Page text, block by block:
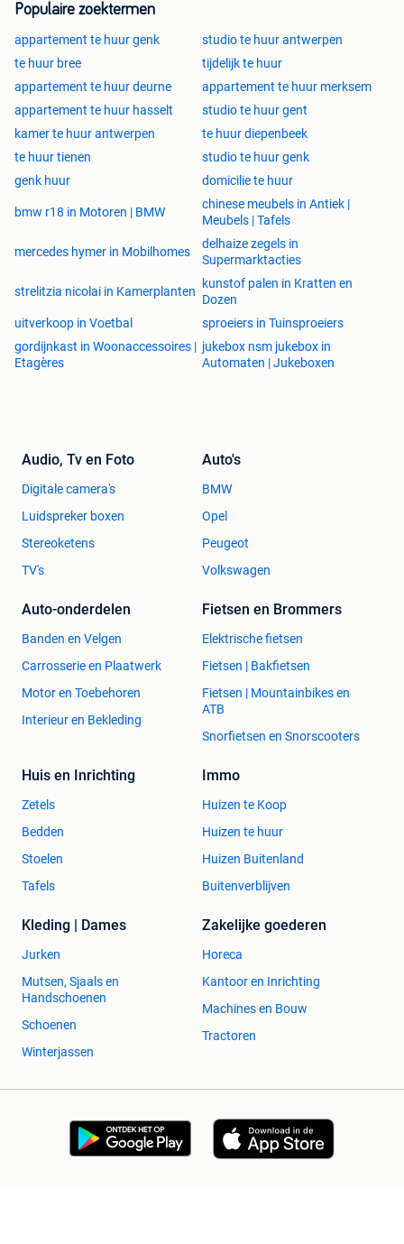
Populaire zoektermen
appartement te huur genk
studio te huur antwerpen
te huur bree
tijdelijk te huur
appartement te huur deurne
appartement te huur merksem
appartement te huur hasselt
studio te huur gent
kamer te huur antwerpen
te huur diepenbeek
te huur tienen
studio te huur genk
genk huur
domicilie te huur
bmw r18 in Motoren | BMW
chinese meubels in Antiek |
Meubels | Tafels
mercedes hymer in Mobilhomes
delhaize zegels in
Supermarktacties
strelitzia nicolai in Kamerplanten
kunstof palen in Kratten en
Dozen
uitverkoop in Voetbal
sproeiers in Tuinsproeiers
gordijnkast in Woonaccessoires |
Etagères
jukebox nsm jukebox in
Automaten | Jukeboxen
Audio, Tv en Foto
Digitale camera's
Luidspreker boxen
Stereoketens
TV's
Auto's
BMW
Opel
Peugeot
Volkswagen
Auto-onderdelen
Banden en Velgen
Carrosserie en Plaatwerk
Motor en Toebehoren
Interieur en Bekleding
Fietsen en Brommers
Elektrische fietsen
Fietsen | Bakfietsen
Fietsen | Mountainbikes en
ATB
Snorfietsen en Snorscooters
Huis en Inrichting
Zetels
Bedden
Stoelen
Tafels
Immo
Huizen te Koop
Huizen te huur
Huizen Buitenland
Buitenverblijven
Kleding | Dames
Jurken
Mutsen, Sjaals en
Handschoenen
Schoenen
Winterjassen
Zakelijke goederen
Horeca
Kantoor en Inrichting
Machines en Bouw
Tractoren